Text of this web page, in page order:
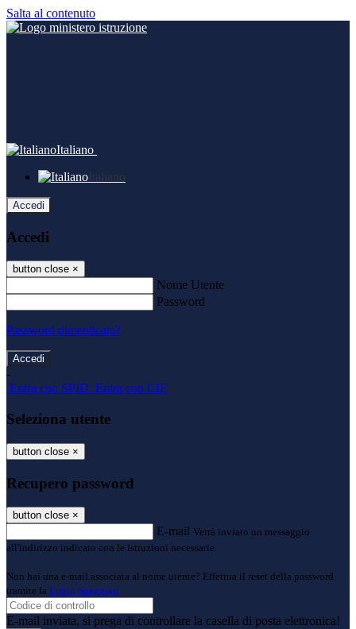
Salta al contenuto
Italiano
Italiano
Accedi
Accedi
button close ×
Nome Utente
Password
Password dimenticata?
-
Entra con SPID Entra con CIE
Seleziona utente
button close ×
Recupero password
button close ×
E-mail Verrà inviato un messaggio
all'indirizzo indicato con le istruzioni necessarie.
Non hai una e-mail associata al nome utente? Effettua il reset della password
tramite la Login Spaggiari
E-mail inviata, si prega di controllare la casella di posta elettronica!